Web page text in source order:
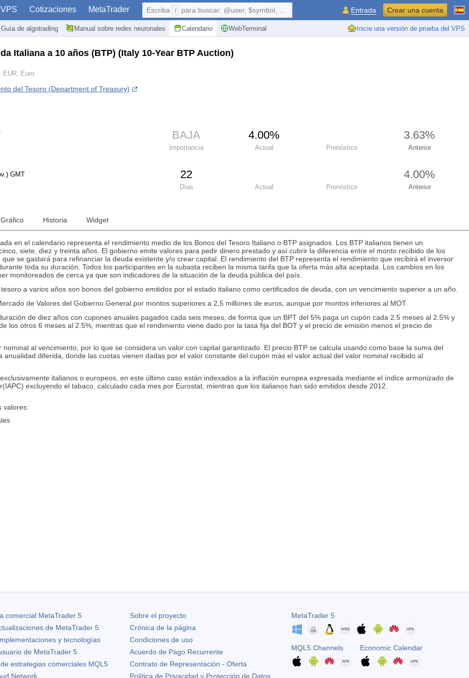
VPS Cotizaciones MetaTrader
Guía de algotrading Manual sobre redes neuronales Calendario WebTerminal Inicie una versión de prueba del VPS
Escriba / para buscar: @user, $symbol, ... Entrada Crear una cuenta
Italiana a 10 años (BTP) (Italy 10-Year BTP Auction)
EUR, Euro
del Tesoro (Department of Treasury)
BAJA 4.00% 3.63%
Importancia Actual Pronóstico Anterior
GMT 22 4.00%
Días Actual Pronóstico Anterior
Gráfico Historia Widget
en el calendario representa el rendimiento medio de los Bonos del Tesoro Italiano o BTP asignados. Los BTP italianos tienen un
siete, diez y treinta años. El gobierno emite valores para pedir dinero prestado y así cubrir la diferencia entre el monto recibido de los
que se gastará para refinanciar la deuda existente y/o crear capital. El rendimiento del BTP representa el rendimiento que recibirá el inversor
toda su duración. Todos los participantes en la subasta reciben la misma tarifa que la oferta más alta aceptada. Los cambios en los
monitoreados de cerca ya que son indicadores de la situación de la deuda pública del país.
a varios años son bonos del gobierno emitidos por el estado italiano como certificados de deuda, con un vencimiento superior a un año.
de Valores del Gobierno General por montos superiores a 2,5 millones de euros, aunque por montos inferiores al MOT.
de diez años con cupones anuales pagados cada seis meses, de forma que un BPT del 5% paga un cupón cada 2.5 meses al 2.5% y
los otros 6 meses al 2.5%, mientras que el rendimiento viene dado por la tasa fija del BOT y el precio de emisión menos el precio de
nominal al vencimiento, por lo que se considera un valor con capital garantizado. El precio BTP se calcula usando como base la suma del
anualidad diferida, donde las cuotas vienen dadas por el valor constante del cupón más el valor actual del valor nominal recibido al
italianos o europeos, en este último caso están indexados a la inflación europea expresada mediante el índice armonizado de
excluyendo el tabaco, calculado cada mes por Eurostat, mientras que los italianos han sido emitidos desde 2012.
valores:
comercial MetaTrader 5
de MetaTrader 5
y tecnologías
de MetaTrader 5
estrategias comerciales MQL5
Network
Sobre el proyecto
Crónica de la página
Condiciones de uso
Acuerdo de Pago Recurrente
Contrato de Representación - Oferta
Política de Privacidad y Protección de Datos
MetaTrader 5
MQL5 Channels Economic Calendar